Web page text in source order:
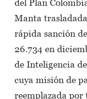
Manta
rápida sanción
26.734 en
de Inteligencia
cuya misión de
reemplazada por